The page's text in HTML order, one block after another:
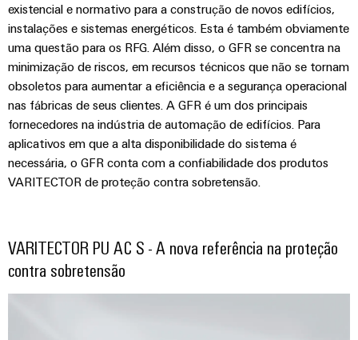
existencial e normativo para a construção de novos edifícios,
instalações e sistemas energéticos. Esta é também obviamente
uma questão para os RFG. Além disso, o GFR se concentra na
minimização de riscos, em recursos técnicos que não se tornam
obsoletos para aumentar a eficiência e a segurança operacional
nas fábricas de seus clientes. A GFR é um dos principais
fornecedores na indústria de automação de edifícios. Para
aplicativos em que a alta disponibilidade do sistema é
necessária, o GFR conta com a confiabilidade dos produtos
VARITECTOR de proteção contra sobretensão.
VARITECTOR PU AC S - A nova referência na proteção
contra sobretensão